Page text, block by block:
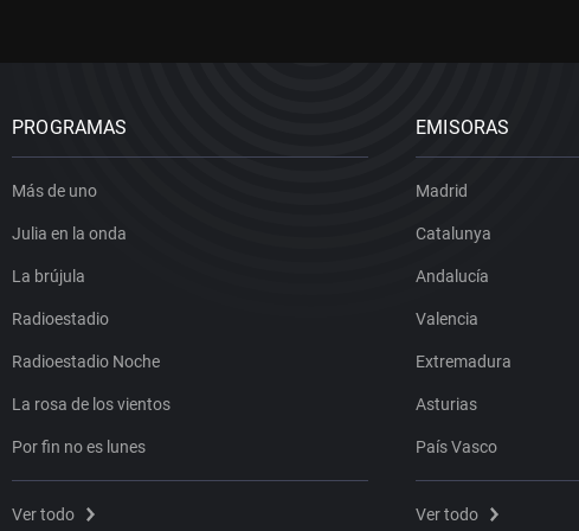
PROGRAMAS
Más de uno
Julia en la onda
La brújula
Radioestadio
Radioestadio Noche
La rosa de los vientos
Por fin no es lunes
Ver todo
EMISORAS
Madrid
Catalunya
Andalucía
Valencia
Extremadura
Asturias
País Vasco
Ver todo